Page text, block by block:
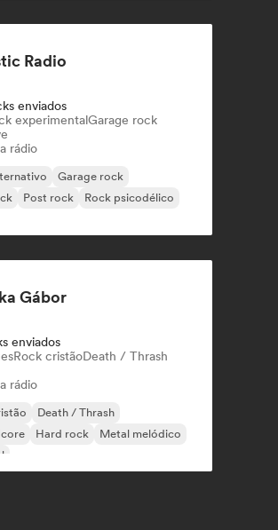
Radio
enviados
experimentalGarage rock
rádio
Garage rock
Post rock
Rock psicodélico
Gábor
enviados
Rock cristãoDeath / Thrash
rádio
Death / Thrash
Hard rock
Metal melódico